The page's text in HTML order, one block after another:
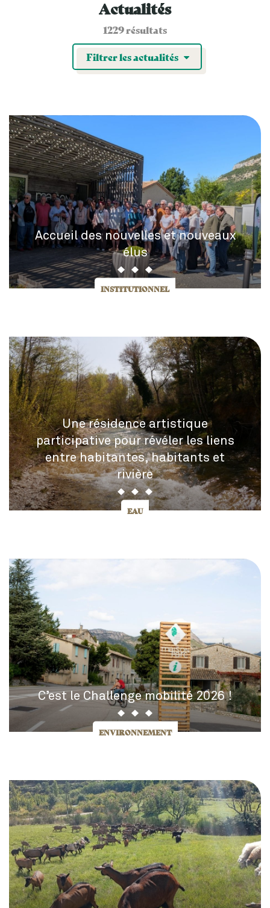
Actualités
1229 résultats
Filtrer les actualités
Accueil des nouvelles et nouveaux
élus
INSTITUTIONNEL
Une résidence artistique
participative pour révéler les liens
entre habitantes, habitants et
rivière
EAU
C’est le Challenge mobilité 2026 !
ENVIRONNEMENT